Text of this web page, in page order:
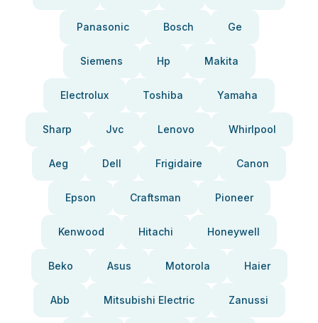
Panasonic Bosch Ge
Siemens Hp Makita
Electrolux Toshiba Yamaha
Sharp Jvc Lenovo Whirlpool
Aeg Dell Frigidaire Canon
Epson Craftsman Pioneer
Kenwood Hitachi Honeywell
Beko Asus Motorola Haier
Abb Mitsubishi Electric Zanussi